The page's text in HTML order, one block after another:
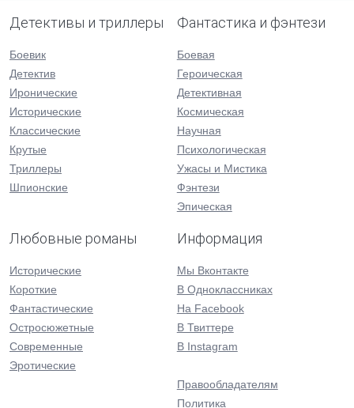
Детективы и триллеры
Боевик
Детектив
Иронические
Исторические
Классические
Крутые
Триллеры
Шпионские
Фантастика и фэнтези
Боевая
Героическая
Детективная
Космическая
Научная
Психологическая
Ужасы и Мистика
Фэнтези
Эпическая
Любовные романы
Исторические
Короткие
Фантастические
Остросюжетные
Современные
Эротические
Информация
Мы Вконтакте
В Одноклассниках
На Facebook
В Твиттере
В Instagram
Правообладателям
Политика